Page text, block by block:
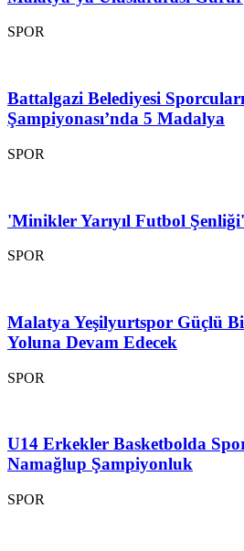
SPOR
Battalgazi Belediyesi
Şampiyonası’nda 5 Madalya
SPOR
'Minikler Yarıyıl Futbol
SPOR
Malatya Yeşilyurtspor Güçlü
Yoluna Devam Edecek
SPOR
U14 Erkekler Basketbolda
Namağlup Şampiyonluk
SPOR